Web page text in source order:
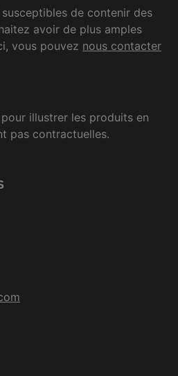
de contenir des
avoir de plus amples
vous pouvez nous contacter
illustrer les produits en
pas contractuelles.